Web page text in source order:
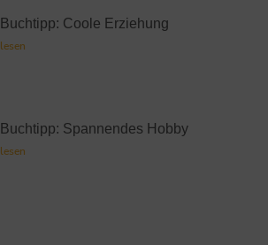
Buchtipp: Coole Erziehung
lesen
Buchtipp: Spannendes Hobby
lesen